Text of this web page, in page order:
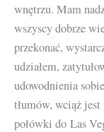
wnętrzu. Mam
wszyscy dobrze
przekonać,
udziałem,
udowodnienia
tłumów, wciąż
połówki do Las